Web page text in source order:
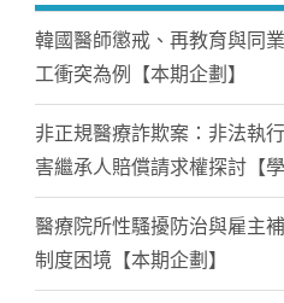
韓國醫師懲戒、再教育與同
工衝突為例【本期企劃】
非正規醫療詐欺案：非法執
害繼承人賠償請求權探討【
醫療院所性騷擾防治與雇主
制度困境【本期企劃】